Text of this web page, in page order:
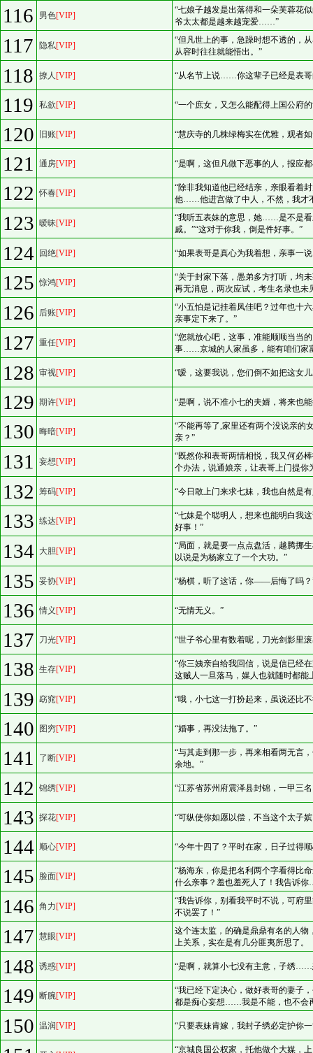
116 男色[VIP]
“七娘子越发是出落得和一朵芙蓉花
爷太太都是越来越宠爱……”
117 隐私[VIP]
“但凡世上的事，急躁时想不透的，
从容时往往就能悟出。”
118 撩人 [VIP] “从名节上说……你这辈子已经是表哥
119 私欲[VIP] “一个庶女，又怎么能配得上国公府
120 旧账[VIP] “慧庆寺的几株绿梅实在优雅，观者
121 通房[VIP] “是啊，这但凡做下恶事的人，报应
122 怀春[VIP]
“除非我知道他已经结亲，亲眼看着
他……他进宫做了中人，不然，我才
123 暧昧[VIP]
“我听五表妹的意思，她……是不是
戚。”“这对于你我，倒是件好事。”
124 回绝[VIP] “如果表哥是真心为我着想，亲事一
125 惊鸿[VIP]
“关于封家下落，愚弟多方打听，均
再无消息，两次应试，考生名录也未
126 后账[VIP]
“小五怕是记挂着凤佳吧？过年也十
亲事定下来了。”
127 重任[VIP]
“您就放心吧，这事，准能顺顺当当
事……京城的人家虽多，能有咱们
128 审视[VIP] “嗳，这要我说，您们倒不如把这女
129 期许[VIP] “是啊，说不准小七的夫婿，将来也
130 晦暗[VIP]
“不能再等了,家里还有两个没说亲的
亲？”
131 妄想[VIP]
“既然你和表哥两情相悦，我又何必
个办法，说通娘亲，让表哥上门提
132 筹码[VIP] “今日敢上门来求七妹，我也自然是
133 练达[VIP]
“七妹是个聪明人，想来也能明白我
好事！”
134 大胆[VIP]
“局面，就是要一点点盘活，越腾挪
以说是为杨家立了一个大功。”
135 妥协[VIP] “杨棋，听了这话，你——后悔了吗？
136 情义 [VIP] “无情无义。”
137 刀光[VIP] “世子爷心里有数着呢，刀光剑影里
138 生存[VIP]
“你三姨亲自给我回信，说是信已经
这贼人一旦落马，媒人也就随时都能
139 窈窕[VIP] “哦，小七这一打扮起来，虽说还比
140 图穷[VIP] “婚事，再没法拖了。”
141 了断[VIP]
“与其走到那一步，再来相看两无言
余地。”
142 锦绣[VIP] “江苏省苏州府震泽县封锦，一甲三
143 探花[VIP] “可纵使你如愿以偿，不当这个太子
144 顺心[VIP] “今年十四了？平时在家，日子过得
145 脸面[VIP]
“杨海东，你是把名利两个字看得比
什么亲事？羞也羞死人了！我告诉
146 角力[VIP]
“我告诉你，别看我平时不说，可府
不说罢了！”
147 慧眼[VIP]
这个连太监，的确是鼎鼎有名的人
上关系，实在是有几分匪夷所思了。
148 诱惑[VIP] “是啊，就算小七没有主意，子绣……
149 断腕[VIP]
“我已经下定决心，做好表哥的妻子
都是痴心妄想……我是不能，也不会
150 温润 [VIP] “只要表妹肯嫁，我封子绣必定护你
“京城良国公权家，托他做个大媒，